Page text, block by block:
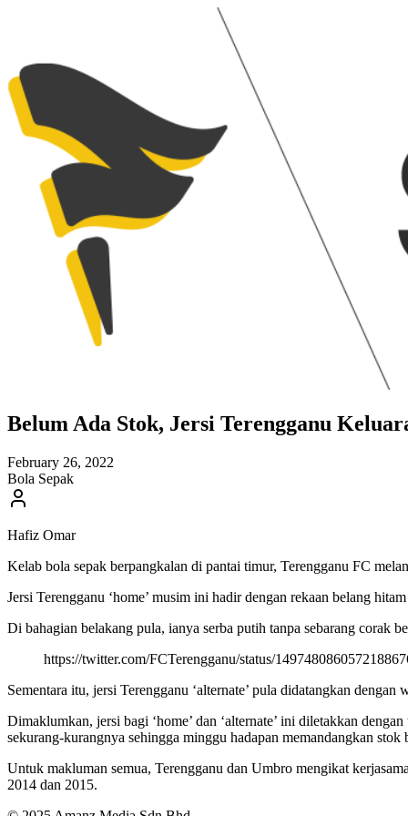
Belum Ada Stok, Jersi Terengganu
February 26, 2022
Bola Sepak
Hafiz Omar
Kelab bola sepak berpangkalan di pantai timur, Terengganu FC
Jersi Terengganu ‘home’ musim ini hadir dengan rekaan belang
Di bahagian belakang pula, ianya serba putih tanpa sebarang corak
https://twitter.com/FCTerengganu/status/
Sementara itu, jersi Terengganu ‘alternate’ pula didatangkan
Dimaklumkan, jersi bagi ‘home’ dan ‘alternate’ ini diletakkan
sekurang-kurangnya sehingga minggu hadapan memandangkan
Untuk makluman semua, Terengganu dan Umbro mengikat
2014 dan 2015.